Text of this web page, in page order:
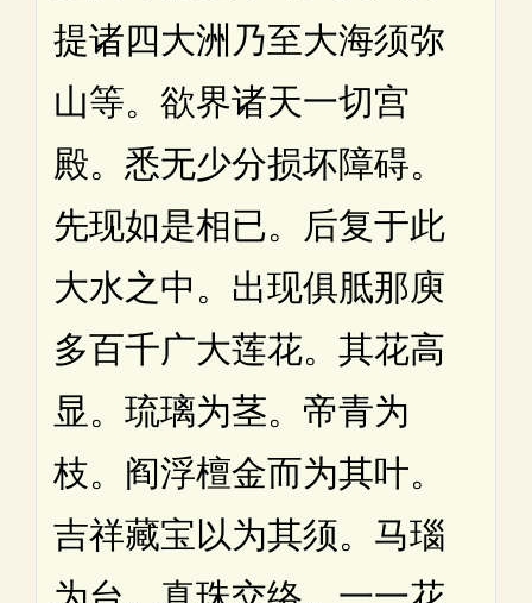
提诸四大洲乃至大海须弥
山等。欲界诸天一切宫
殿。悉无少分损坏障碍。
先现如是相已。后复于此
大水之中。出现俱胝那庾
多百千广大莲花。其花高
显。琉璃为茎。帝青为
枝。阎浮檀金而为其叶。
吉祥藏宝以为其须。马瑙